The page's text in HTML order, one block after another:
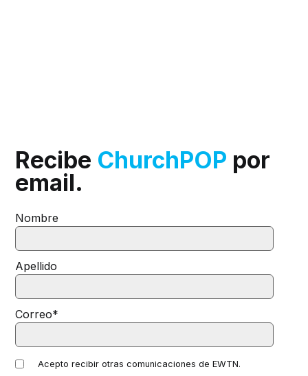
Recibe ChurchPOP por
email.
Nombre
Apellido
Correo*
Acepto recibir otras comunicaciones de EWTN.